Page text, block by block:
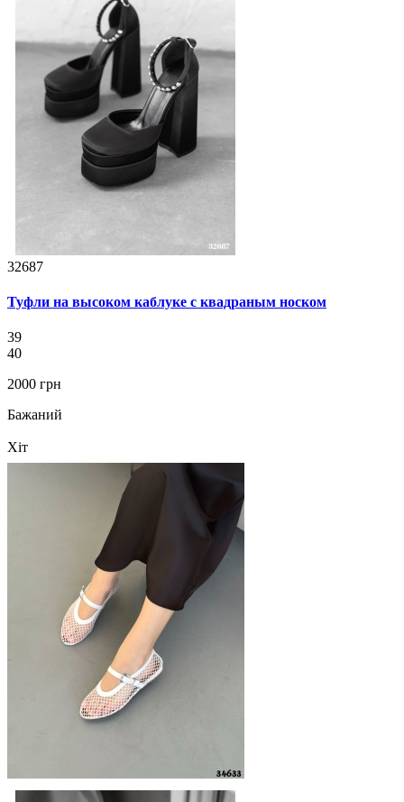
32687
Туфли на высоком каблуке с квадраным носком
39
40
2000 грн
Бажаний
Хіт